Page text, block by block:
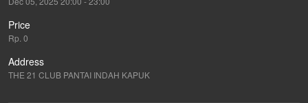
Price
Rp. 0
Address
THE 21 CLUB PANTAI INDAH KAPUK